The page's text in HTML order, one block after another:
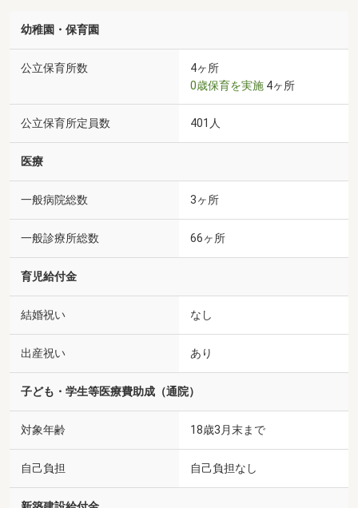
幼稚園・保育園
公立保育所数
4ヶ所
0歳保育を実施 4ヶ所
公立保育所定員数 401人
医療
一般病院総数 3ヶ所
一般診療所総数 66ヶ所
育児給付金
結婚祝い なし
出産祝い あり
子ども・学生等医療費助成（通院）
対象年齢 18歳3月末まで
自己負担 自己負担なし